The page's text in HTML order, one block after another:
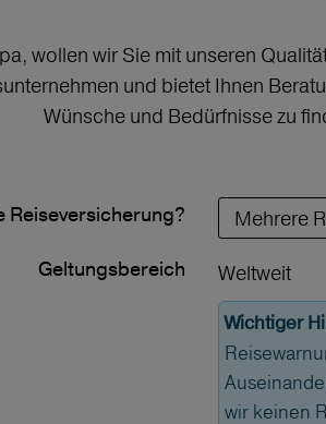
wollen wir Sie mit unseren
und bietet Ihnen
Wünsche und Bedürfnisse zu
Reiseversicherung?
Geltungs­bereich Weltweit
Wichtiger
wir keinen